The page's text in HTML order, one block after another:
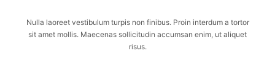
Nulla laoreet vestibulum turpis non finibus. Proin interdum a tortor
sit amet mollis. Maecenas sollicitudin accumsan enim, ut aliquet
risus.